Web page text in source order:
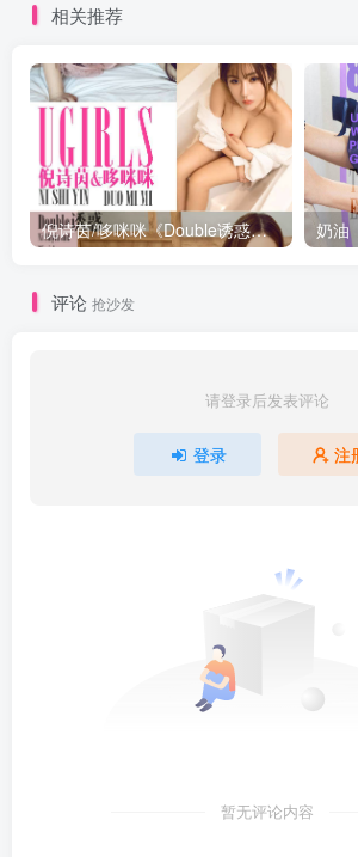
相关推荐
倪诗茵/哆咪咪《Double诱惑》 [尤果圈] No.663
评论 抢沙发
请登录后发表评论
登录 注
暂无评论内容